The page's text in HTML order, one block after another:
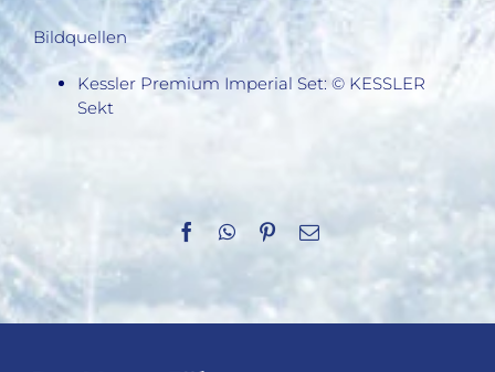
Bildquellen
Kessler Premium Imperial Set: © KESSLER
Sekt
Facebook
WhatsApp
Pinterest
E-